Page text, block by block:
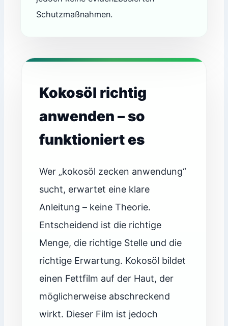
Schutzmaßnahmen.
Kokosöl richtig
anwenden – so
funktioniert es
Wer „kokosöl zecken anwendung“
sucht, erwartet eine klare
Anleitung – keine Theorie.
Entscheidend ist die richtige
Menge, die richtige Stelle und die
richtige Erwartung. Kokosöl bildet
einen Fettfilm auf der Haut, der
möglicherweise abschreckend
wirkt. Dieser Film ist jedoch